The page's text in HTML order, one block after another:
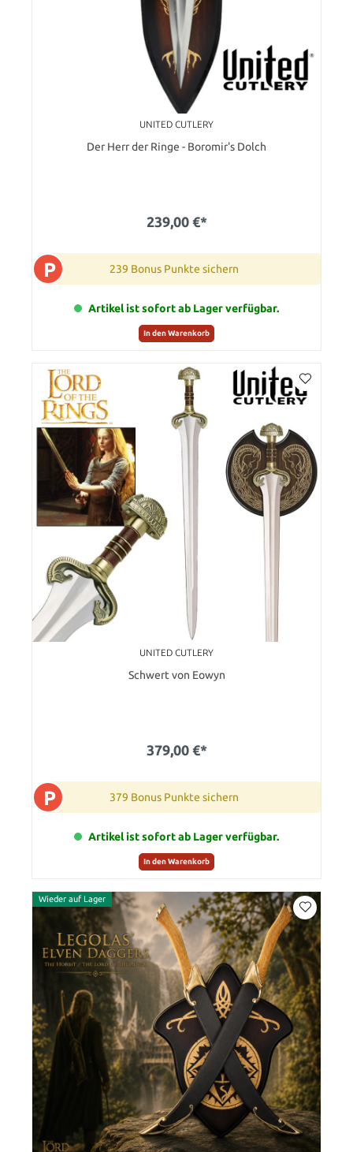
UNITED CUTLERY
Der Herr der Ringe - Boromir's Dolch
239,00 €*
P 239 Bonus Punkte sichern
Artikel ist sofort ab Lager verfügbar.
In den Warenkorb
UNITED CUTLERY
Schwert von Eowyn
379,00 €*
P 379 Bonus Punkte sichern
Artikel ist sofort ab Lager verfügbar.
In den Warenkorb
Wieder auf Lager